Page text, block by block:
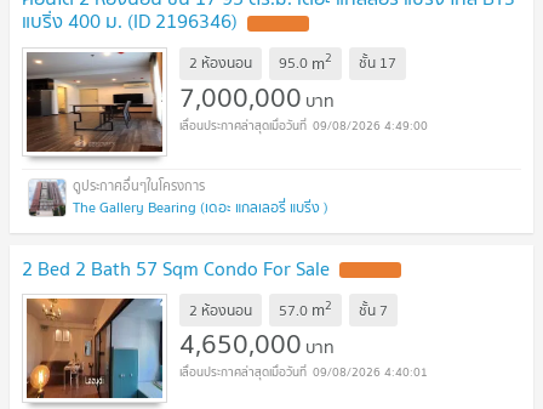
แบริ่ง 400 ม. (ID 2196346)
2 ห้องนอน 95.0 m2 ชั้น 17
7,000,000 บาท
09/08/2026 4:49:00
The Gallery Bearing (เดอะ แกลเลอรี่ แบริ่ง )
2 Bed 2 Bath 57 Sqm Condo For Sale
2 ห้องนอน 57.0 m2 ชั้น 7
4,650,000 บาท
09/08/2026 4:40:01